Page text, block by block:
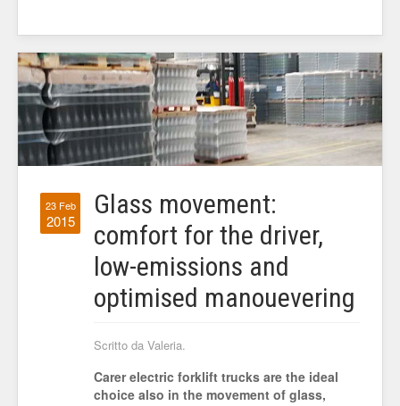
23 Feb
2015
Glass movement:
comfort for the driver,
low-emissions and
optimised manouevering
Scritto da Valeria.
Carer electric forklift trucks are the ideal
choice also in the movement of glass,